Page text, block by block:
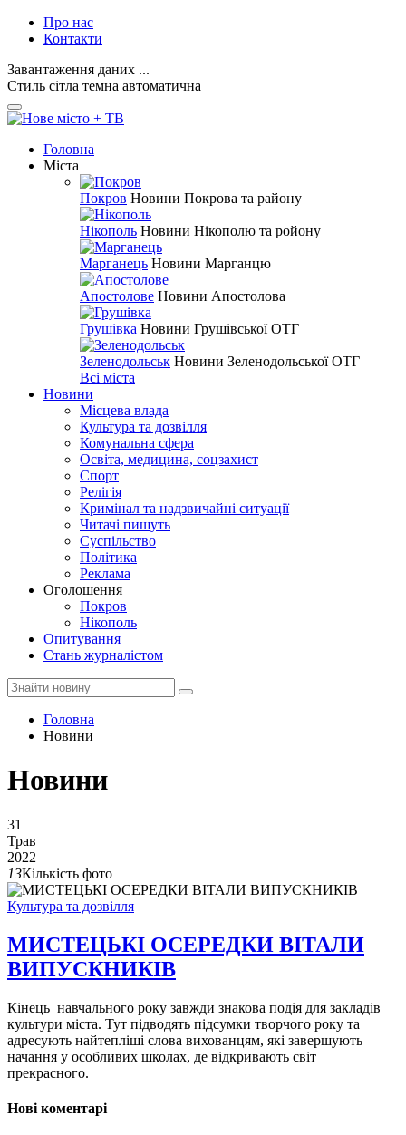
Про нас
Контакти
Завантаження даних ...
Стиль сітла темна автоматична
Головна
Міста
Покров Новини Покрова та району
Нікополь Новини Нікополю та ройону
Марганець Новини Марганцю
Апостолове Новини Апостолова
Грушівка Новини Грушівської ОТГ
Зеленодольськ Новини Зеленодольської ОТГ
Всі міста
Новини
Місцева влада
Культура та дозвілля
Комунальна сфера
Освіта, медицина, соцзахист
Спорт
Релігія
Кримінал та надзвичайні ситуації
Читачі пишуть
Суспільство
Політика
Реклама
Оголошення
Покров
Нікополь
Опитування
Стань журналістом
Головна
Новини
Новини
31
Трав
2022
13Кількість фото
Культура та дозвілля
МИСТЕЦЬКІ ОСЕРЕДКИ ВІТАЛИ
ВИПУСКНИКІВ
Кінець навчального року завжди знакова подія для закладів
культури міста. Тут підводять підсумки творчого року та
адресують найтепліші слова вихованцям, які завершують
начання у особливих школах, де відкривають світ
прекрасного.
Нові коментарі